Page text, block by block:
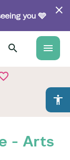
you 🩵
menu
accessibility
- Arts